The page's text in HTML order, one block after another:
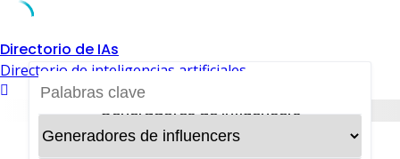
Skip
to
content
Directorio de IAs
Directorio de inteligencias artificiales
Generadores de influencers